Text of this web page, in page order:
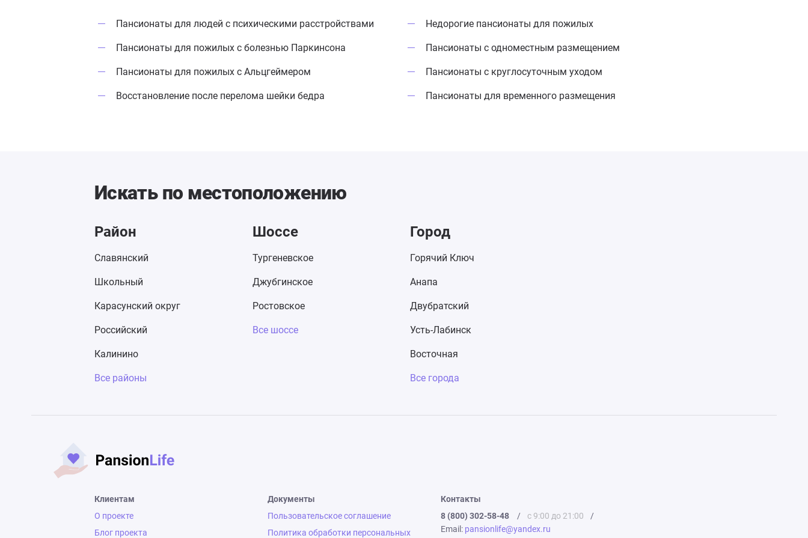
Пансионаты для людей с психическими расстройствами
Пансионаты для пожилых с болезнью Паркинсона
Пансионаты для пожилых с Альцгеймером
Восстановление после перелома шейки бедра
Недорогие пансионаты для пожилых
Пансионаты с одноместным размещением
Пансионаты с круглосуточным уходом
Пансионаты для временного размещения
Искать по местоположению
Район
Славянский
Школьный
Карасунский округ
Российский
Калинино
Все районы
Шоссе
Тургеневское
Джубгинское
Ростовское
Все шоссе
Город
Горячий Ключ
Анапа
Двубратский
Усть-Лабинск
Восточная
Все города
Клиентам
О проекте
Блог проекта
Документы
Пользовательское соглашение
Политика обработки персональных
Контакты
8 (800) 302-58-48
/ с 9:00 до 21:00
/
Email: pansionlife@yandex.ru